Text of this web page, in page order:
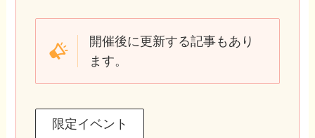
開催後に更新する記事もあり
ます。
限定イベント